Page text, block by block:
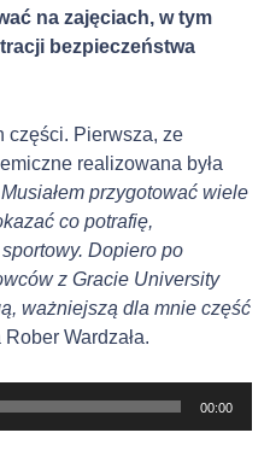
na zajęciach, w tym
bezpieczeństwa
części. Pierwsza, ze
realizowana była
przygotować wiele
co potrafię,
Dopiero po
z Gracie University
ważniejszą dla mnie część
Wardzała.
00:00